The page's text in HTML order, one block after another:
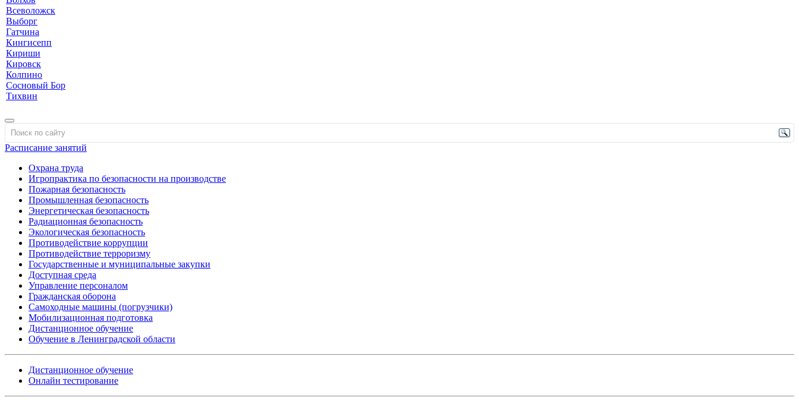
Всеволожск
Выборг
Гатчина
Кингисепп
Кириши
Кировск
Колпино
Сосновый Бор
Тихвин
Расписание занятий
Охрана труда
Игропрактика по безопасности на производстве
Пожарная безопасность
Промышленная безопасность
Энергетическая безопасность
Радиационная безопасность
Экологическая безопасность
Противодействие коррупции
Противодействие терроризму
Государственные и муниципальные закупки
Доступная среда
Управление персоналом
Гражданская оборона
Самоходные машины (погрузчики)
Мобилизационная подготовка
Дистанционное обучение
Обучение в Ленинградской области
Дистанционное обучение
Онлайн тестирование